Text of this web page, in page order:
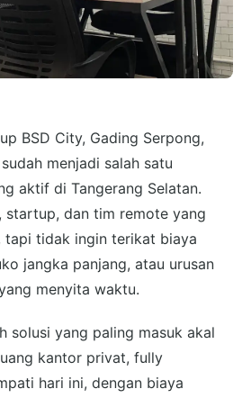
BSD City, Gading Serpong,
menjadi salah satu
aktif di Tangerang Selatan.
startup, dan tim remote yang
tapi tidak ingin terikat biaya
jangka panjang, atau urusan
menyita waktu.
solusi yang paling masuk akal
kantor privat, fully
hari ini, dengan biaya